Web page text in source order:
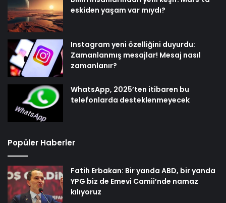
eskiden yaşam var mıydı?
Instagram yeni özelliğini duyurdu:
Zamanlanmış mesajlar! Mesaj nasıl
zamanlanır?
WhatsApp, 2025’ten itibaren bu
telefonlarda desteklenmeyecek
Popüler Haberler
Fatih Erbakan: Bir yanda ABD, bir yanda
YPG biz de Emevi Camii’nde namaz
kılıyoruz